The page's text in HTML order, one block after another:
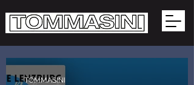
TOMMASINI